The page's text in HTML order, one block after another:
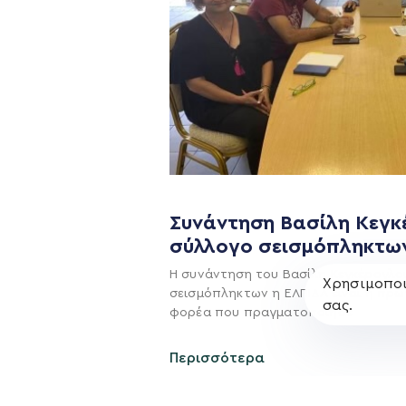
Συνάντηση Βασίλη
σύλλογο
Η συνάντηση του Βασίλη
σεισμόπληκτων η ΕΛΠΙΔΑ είναι η
φορέα που πραγματοποίησε
Περισσότερα
Η ΠΑΡΆΤΑΞΗ
Πολιτική
σας.